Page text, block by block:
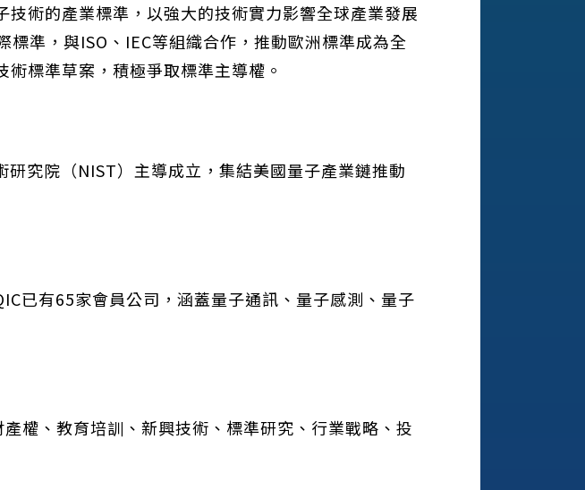
術的產業標準，以強大的技術實力影響全球產業發展
準，與ISO、IEC等組織合作，推動歐洲標準成為全
標準草案，積極爭取標準主導權。
究院（NIST）主導成立，集結美國量子產業鏈推動
已有65家會員公司，涵蓋量子通訊、量子感測、量子
權、教育培訓、新興技術、標準研究、行業戰略、投